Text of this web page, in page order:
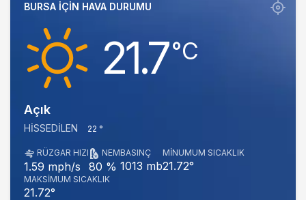
BURSA IÇIN HAVA DURUMU
21.7‎°C
Açık
HISSEDILEN 22 °
RÜZGAR HIZI
1.59 mph/s
NEM
80 %
BASINÇ
1013 mb
MINUMUM SICAKLIK
21.72°
MAKSIMUM SICAKLIK
21.72°